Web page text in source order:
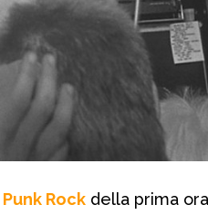
Punk Rock della prima